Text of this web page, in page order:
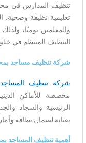
تنظيف المدارس في
تعليمية نظيفة وصحية.
والمعلمين يوميًا،
التنظيف المنتظم في
شركة تنظيف مساجد
شركة تنظيف
مخصصة للأماكن
الرئيسية والسجاد
بعناية لضمان نظافة
أهمية تنظيف المساجد